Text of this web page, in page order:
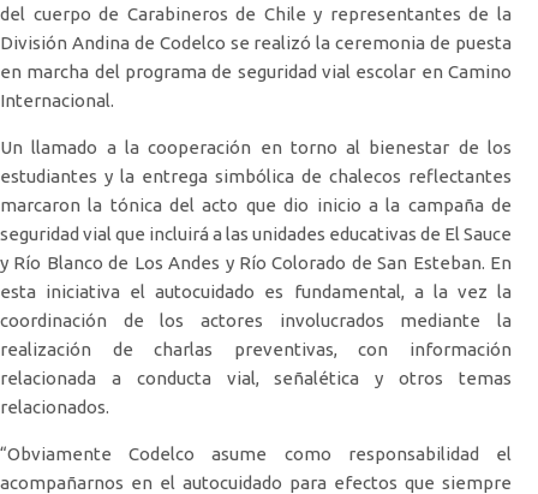
del cuerpo de Carabineros de Chile y representantes de la
División Andina de Codelco se realizó la ceremonia de puesta
en marcha del programa de seguridad vial escolar en Camino
Internacional.
Un llamado a la cooperación en torno al bienestar de los
estudiantes y la entrega simbólica de chalecos reflectantes
marcaron la tónica del acto que dio inicio a la campaña de
seguridad vial que incluirá a las unidades educativas de El Sauce
y Río Blanco de Los Andes y Río Colorado de San Esteban. En
esta iniciativa el autocuidado es fundamental, a la vez la
coordinación de los actores involucrados mediante la
realización de charlas preventivas, con información
relacionada a conducta vial, señalética y otros temas
relacionados.
“Obviamente Codelco asume como responsabilidad el
acompañarnos en el autocuidado para efectos que siempre